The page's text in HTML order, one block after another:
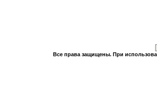
Все права защищены. При